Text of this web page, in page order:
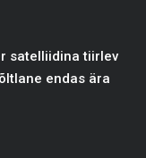
satelliidina tiirlev
endas ära